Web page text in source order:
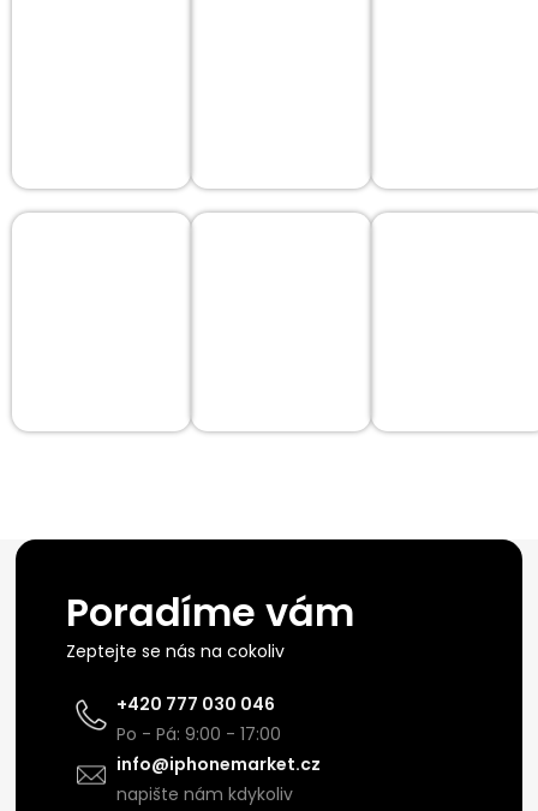
Poradíme vám
Zeptejte se nás na cokoliv
+420 777 030 046
Po - Pá: 9:00 - 17:00
info@iphonemarket.cz
napište nám kdykoliv